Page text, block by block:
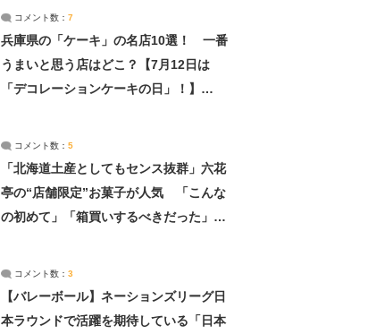
コメント数： 7
兵庫県の「ケーキ」の名店10選！ 一番
うまいと思う店はどこ？【7月12日は
「デコレーションケーキの日」！】
コメント数： 5
「北海道土産としてもセンス抜群」六花
亭の“店舗限定”お菓子が人気 「こんな
の初めて」「箱買いするべきだった」
コメント数： 3
【バレーボール】ネーションズリーグ日
本ラウンドで活躍を期待している「日本